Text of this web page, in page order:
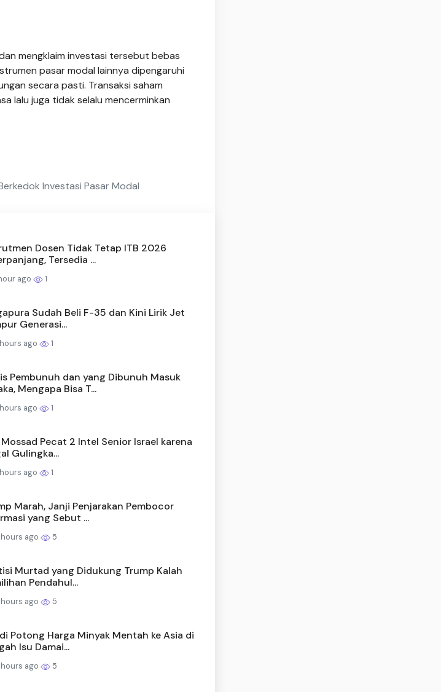
mengklaim investasi tersebut bebas
pasar modal lainnya dipengaruhi
secara pasti. Transaksi saham
lalu juga tidak selalu mencerminkan
Investasi Pasar Modal
Dosen Tidak Tetap ITB 2026
Tersedia ...
ago 1
Sudah Beli F-35 dan Kini Lirik Jet
Generasi...
ago 1
Pembunuh dan yang Dibunuh Masuk
Mengapa Bisa T...
ago 1
Mossad Pecat 2 Intel Senior Israel karena
Gulingka...
ago 1
Marah, Janji Penjarakan Pembocor
yang Sebut ...
ago 5
Murtad yang Didukung Trump Kalah
Pendahul...
ago 5
Potong Harga Minyak Mentah ke Asia di
Isu Damai...
ago 5